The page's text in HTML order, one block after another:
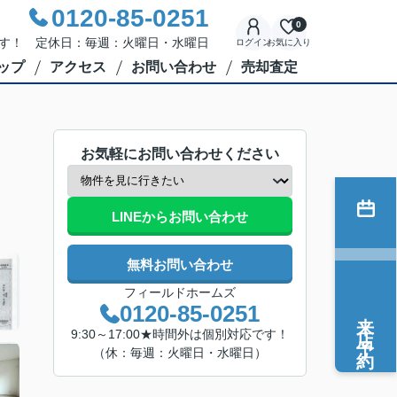
0120-85-0251
！ 定休日：毎週：火曜日・水曜日 ログインお気に入り
0
プ アクセス お問い合わせ 売却査定
お気軽にお問い合わせください
LINEからお問い合わせ
無料お問い合わせ
フィールドホームズ
0120-85-0251
9:30～17:00★時間外は個別対応です！
（休：毎週：火曜日・水曜日）
来店予約